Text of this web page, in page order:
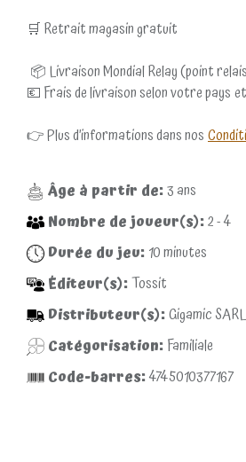
🛒 Retrait magasin gratuit
📦 Livraison Mondial Relay (point
💶 Frais de livraison selon votre pays
👉 Plus d’informations dans nos
Âge à partir de:3ans
Nombre de joueur(s):2 - 4
Durée du jeu:10minutes
Éditeur(s):Tossit
Distributeur(s):Gigamic SARL
Catégorisation:Familiale
Code-barres:4745010377167